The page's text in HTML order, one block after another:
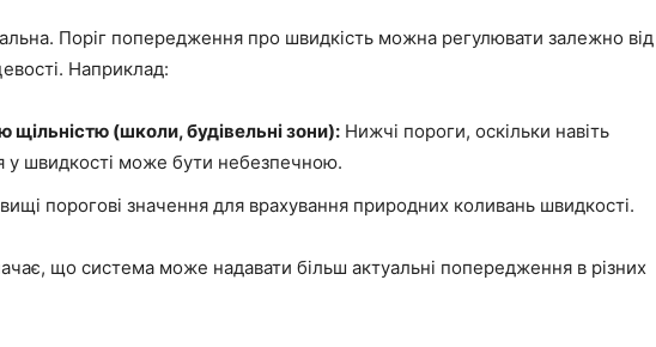
Поріг попередження про швидкість можна регулювати залежно від
Наприклад:
щільністю (школи, будівельні зони): Нижчі пороги, оскільки навіть
у швидкості може бути небезпечною.
вищі порогові значення для врахування природних коливань швидкості.
що система може надавати більш актуальні попередження в різних